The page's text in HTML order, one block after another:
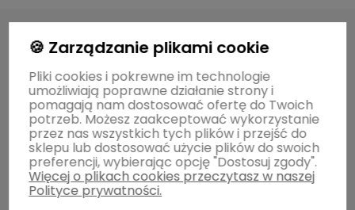
polityce prywatności
O MARCE
POMOCNE INFORMACJE
ZWROTY / WYMIANY
🍪 Zarządzanie plikami cookie
Pliki cookies i pokrewne im technologie
umożliwiają poprawne działanie strony i
pomagają nam dostosować ofertę do Twoich
potrzeb. Możesz zaakceptować wykorzystanie
przez nas wszystkich tych plików i przejść do
sklepu lub dostosować użycie plików do swoich
preferencji, wybierając opcję "Dostosuj zgody".
Więcej o plikach cookies przeczytasz w naszej
Polityce prywatności.